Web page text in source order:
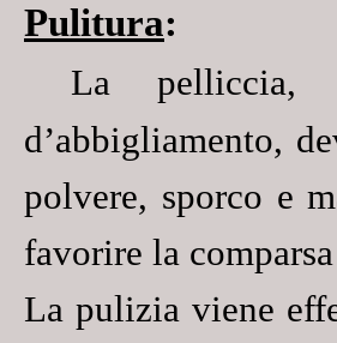
Pulitura:
La pelliccia,
d’abbigliamento,
polvere, sporco e
favorire la
La pulizia viene